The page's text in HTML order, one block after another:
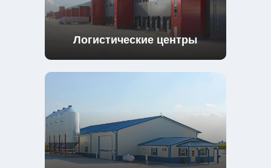
Логистические центры